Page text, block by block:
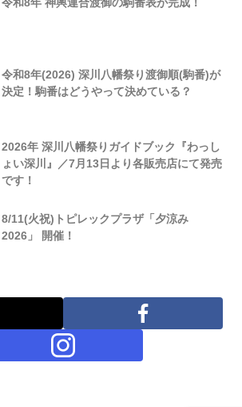
令和8年(2026) 深川八幡祭り渡御順(駒番)が
決定！駒番はどうやって決めている？
2026年 深川八幡祭りガイドブック『わっし
ょい深川』／7月13日より各販売店にて発売
です！
8/11(火祝)トピレックプラザ「夕涼み
2026」 開催！